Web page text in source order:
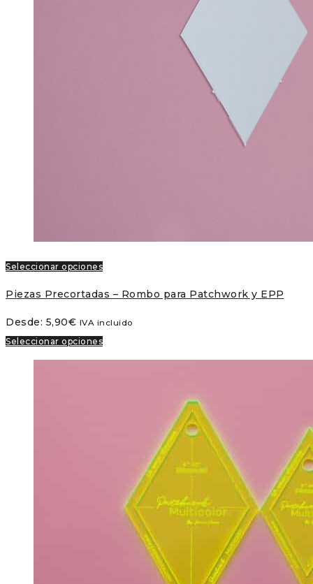
Seleccionar opciones
Piezas Precortadas – Rombo para Patchwork y EPP
Desde: 5,90€ IVA incluido
Seleccionar opciones